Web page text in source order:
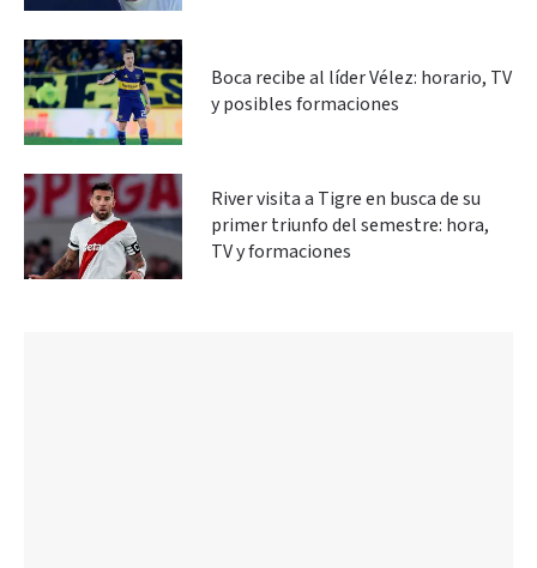
Boca recibe al líder Vélez: horario, TV
y posibles formaciones
River visita a Tigre en busca de su
primer triunfo del semestre: hora,
TV y formaciones